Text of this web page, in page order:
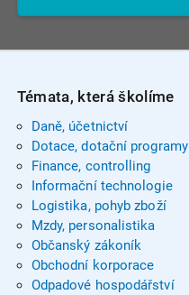
Témata, která školíme
Daně, účetnictví
Dotace, dotační programy
Finance, controlling
Informační technologie
Logistika, pohyb zboží
Mzdy, personalistika
Občanský zákoník
Obchodní korporace
Odpadové hospodářství